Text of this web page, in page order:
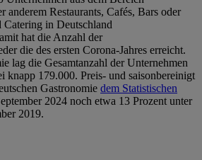
anderem Restaurants, Cafés, Bars oder
Catering in Deutschland
hat die Anzahl der
die des ersten Corona-Jahres erreicht.
lag die Gesamtanzahl der Unternehmen
knapp 179.000. Preis- und saisonbereinigt
Gastronomie dem Statistischen
2024 noch etwa 13 Prozent unter
2019.